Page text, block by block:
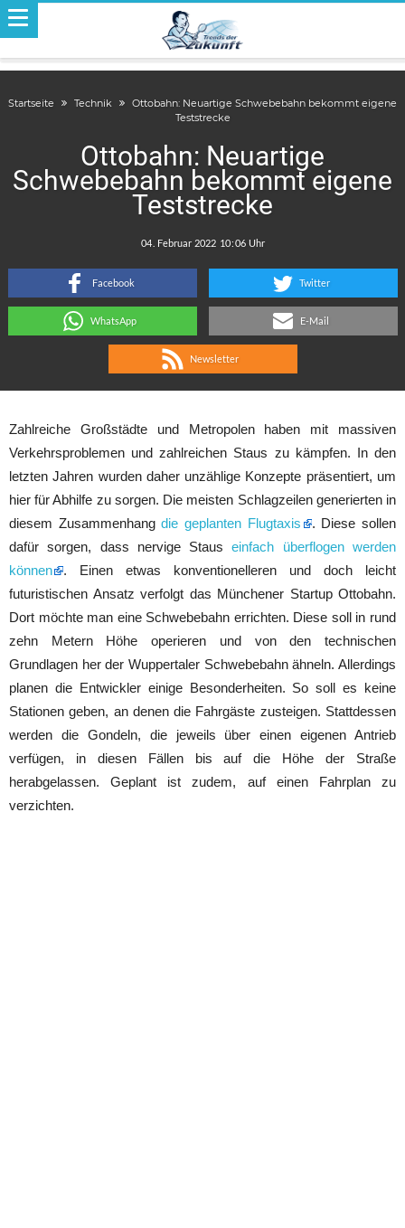
Startseite Technik
Ottobahn: Neuartige Schwebebahn bekommt eigene
Teststrecke
Ottobahn: Neuartige
Schwebebahn bekommt eigene
Teststrecke
:
Facebook Twitter
WhatsApp E-Mail
Newsletter
Zahlreiche Großstädte und Metropolen haben mit massiven
Verkehrsproblemen und zahlreichen Staus zu kämpfen. In den
letzten Jahren wurden daher unzählige Konzepte präsentiert, um
hier für Abhilfe zu sorgen. Die meisten Schlagzeilen generierten in
diesem Zusammenhangdie geplanten Flugtaxis
. Diese sollen
dafür sorgen, dass nervige Stauseinfach überflogen werden
können
. Einen etwas konventionelleren und doch leicht
futuristischen Ansatz verfolgt das Münchener Startup Ottobahn.
Dort möchte man eine Schwebebahn errichten. Diese soll in rund
zehn Metern Höhe operieren und von den technischen
Grundlagen her der Wuppertaler Schwebebahn ähneln. Allerdings
planen die Entwickler einige Besonderheiten. So soll es keine
Stationen geben, an denen die Fahrgäste zusteigen. Stattdessen
werden die Gondeln, die jeweils über einen eigenen Antrieb
verfügen, in diesen Fällen bis auf die Höhe der Straße
herabgelassen. Geplant ist zudem, auf einen Fahrplan zu
verzichten.